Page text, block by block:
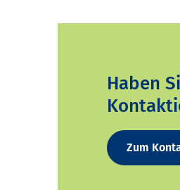
Haben
Zum